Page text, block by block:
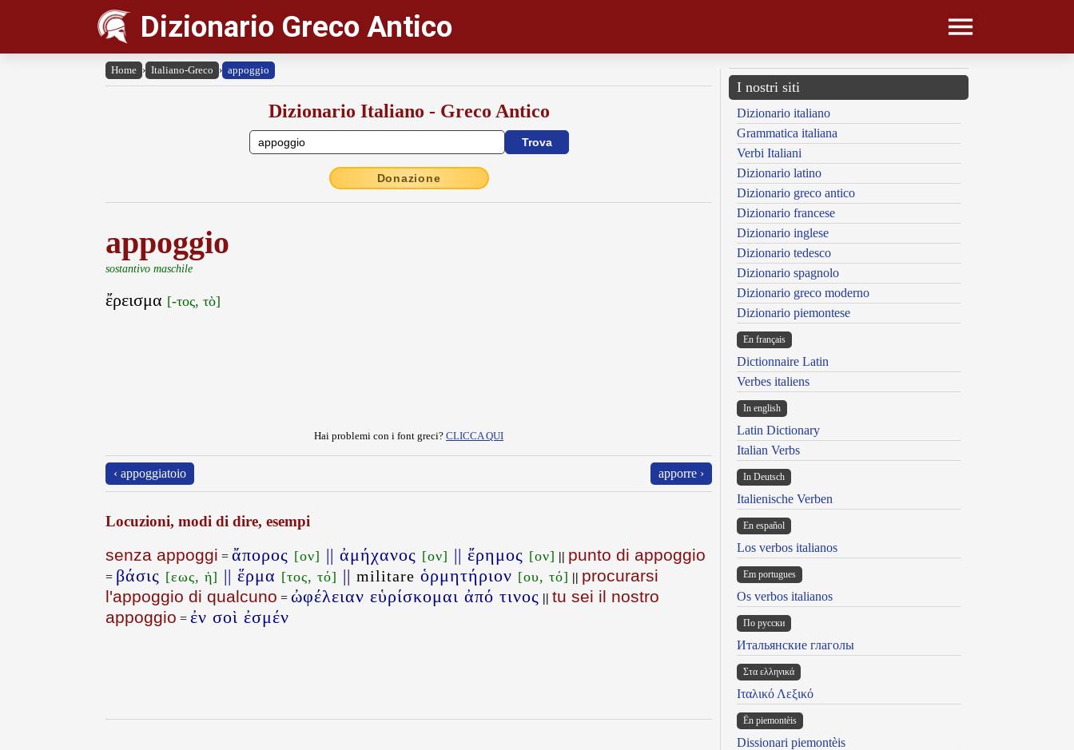
Dizionario Greco Antico
Home › Italiano-Greco › appoggio
Dizionario Italiano - Greco Antico
Donazione
appoggio
sostantivo maschile
ἔρεισμα [-τος, τὸ]
Hai problemi con i font greci? CLICCA QUI
‹ appoggiatoio apporre ›
Locuzioni, modi di dire, esempi
senza appoggi = ἄπορος [ον] || ἀμήχανος [ον] || ἔρημος [ον] || punto di appoggio
= βάσις [εως, ἡ] || ἕρμα [τος, τό] || militare ὁρμητήριον [ου, τό] || procurarsi
l'appoggio di qualcuno = ὠφέλειαν εὑρίσκομαι ἀπό τινος || tu sei il nostro
appoggio = ἐν σοὶ ἐσμέν
I nostri siti
Dizionario italiano
Grammatica italiana
Verbi Italiani
Dizionario latino
Dizionario greco antico
Dizionario francese
Dizionario inglese
Dizionario tedesco
Dizionario spagnolo
Dizionario greco moderno
Dizionario piemontese
En français
Dictionnaire Latin
Verbes italiens
In english
Latin Dictionary
Italian Verbs
In Deutsch
Italienische Verben
En español
Los verbos italianos
Em portugues
Os verbos italianos
По русски
Итальянские глаголы
Στα ελληνικά
Ιταλικό Λεξικό
Ën piemontèis
Dissionari piemontèis